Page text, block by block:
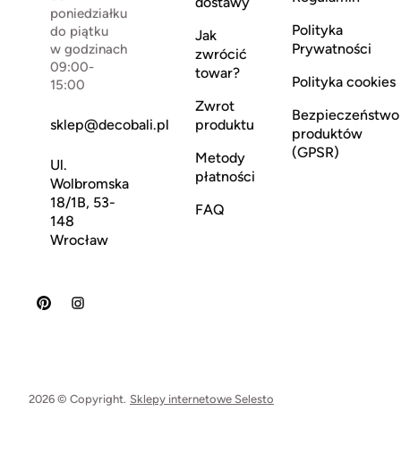
poniedziałku
do piątku
w godzinach
09:00-
15:00
sklep@decobali.pl
Ul.
Wolbromska
18/1B, 53-
148
Wrocław
Jak
zwrócić
towar?
Zwrot
produktu
Metody
płatności
FAQ
Polityka
Prywatności
Polityka cookies
Bezpieczeństwo
produktów
(GPSR)
2026 © Copyright. Sklepy internetowe Selesto